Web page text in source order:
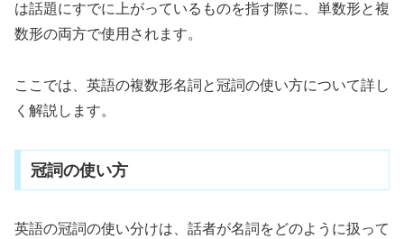
は話題にすでに上がっているものを指す際に、単数形と複
数形の両方で使用されます。
ここでは、英語の複数形名詞と冠詞の使い方について詳し
く解説します。
冠詞の使い方
英語の冠詞の使い分けは、話者が名詞をどのように扱って